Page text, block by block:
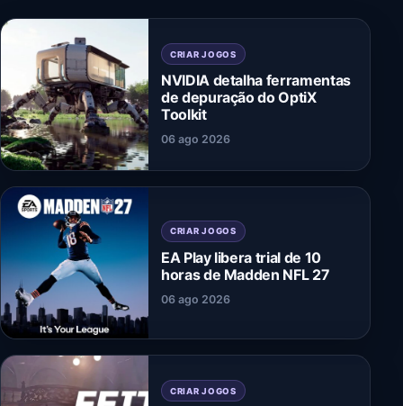
CRIAR JOGOS
NVIDIA detalha ferramentas
de depuração do OptiX
Toolkit
06 ago 2026
CRIAR JOGOS
EA Play libera trial de 10
horas de Madden NFL 27
06 ago 2026
CRIAR JOGOS